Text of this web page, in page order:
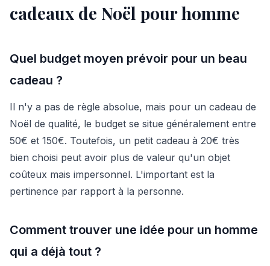
cadeaux de Noël pour homme
Quel budget moyen prévoir pour un beau
cadeau ?
Il n'y a pas de règle absolue, mais pour un cadeau de
Noël de qualité, le budget se situe généralement entre
50€ et 150€. Toutefois, un petit cadeau à 20€ très
bien choisi peut avoir plus de valeur qu'un objet
coûteux mais impersonnel. L'important est la
pertinence par rapport à la personne.
Comment trouver une idée pour un homme
qui a déjà tout ?